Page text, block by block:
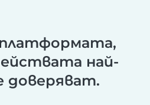
платформата,
най-
доверяват.